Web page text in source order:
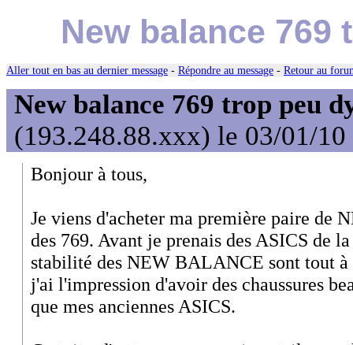
New balance 769
Aller tout en bas au dernier message - Répondre au message - Retour au
New balance 769 trop peu
(193.248.88.xxx) le 03/01/10
Bonjour à tous,
Je viens d'acheter ma première paire de
des 769. Avant je prenais des ASICS de
stabilité des NEW BALANCE sont tout à
j'ai l'impression d'avoir des chaussures
que mes anciennes ASICS.